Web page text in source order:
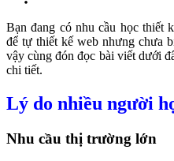
Bạn đang có nhu cầu học thiết
để tự thiết kế web nhưng chưa
vậy cùng đón đọc bài viết dưới
chi tiết.
Lý do nhiều người
Nhu cầu thị trường lớn